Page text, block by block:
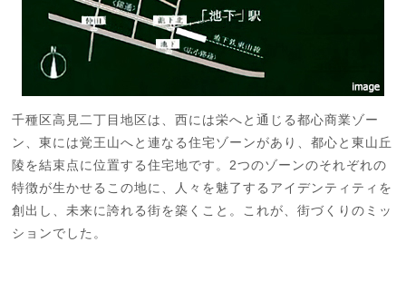
千種区高見二丁目地区は、西には栄へと通じる都心商業ゾー
ン、東には覚王山へと連なる住宅ゾーンがあり、都心と東山丘
陵を結束点に位置する住宅地です。2つのゾーンのそれぞれの
特徴が生かせるこの地に、人々を魅了するアイデンティティを
創出し、未来に誇れる街を築くこと。これが、街づくりのミッ
ションでした。